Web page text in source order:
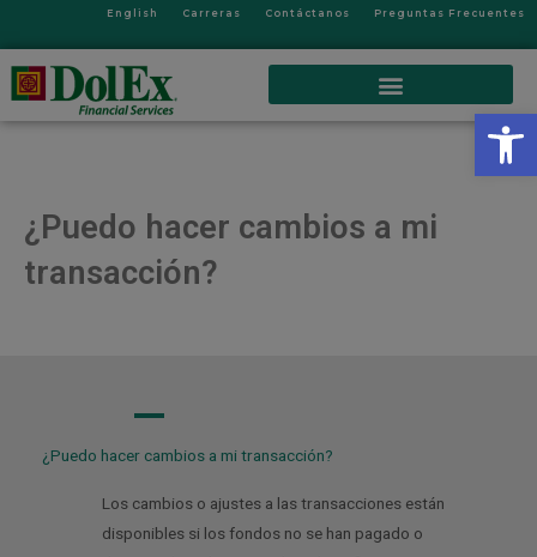
English Carreras Contáctanos Preguntas Frecuentes
¿Puedo hacer cambios a mi
transacción?
A
¿Puedo hacer cambios a mi transacción?
Los cambios o ajustes a las transacciones están
disponibles si los fondos no se han pagado o